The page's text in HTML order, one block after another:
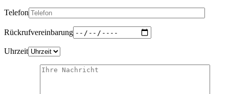
Telefon
Rückrufvereinbarung
Uhrzeit